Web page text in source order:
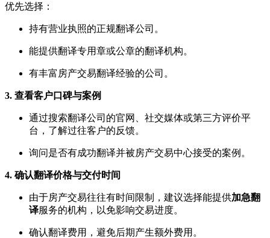
优先选择：
持有营业执照的正规翻译公司。
能提供翻译专用章或公章的翻译机构。
有丰富房产交易翻译经验的公司。
3. 查看客户口碑与案例
通过搜索翻译公司的官网、社交媒体或第三方评价平
台，了解过往客户的反馈。
询问是否有成功翻译并被房产交易中心接受的案例。
4. 确认翻译价格与交付时间
由于房产交易往往有时间限制，建议选择能提供加急翻
译服务的机构，以免影响交易进度。
确认翻译费用，避免后期产生额外费用。